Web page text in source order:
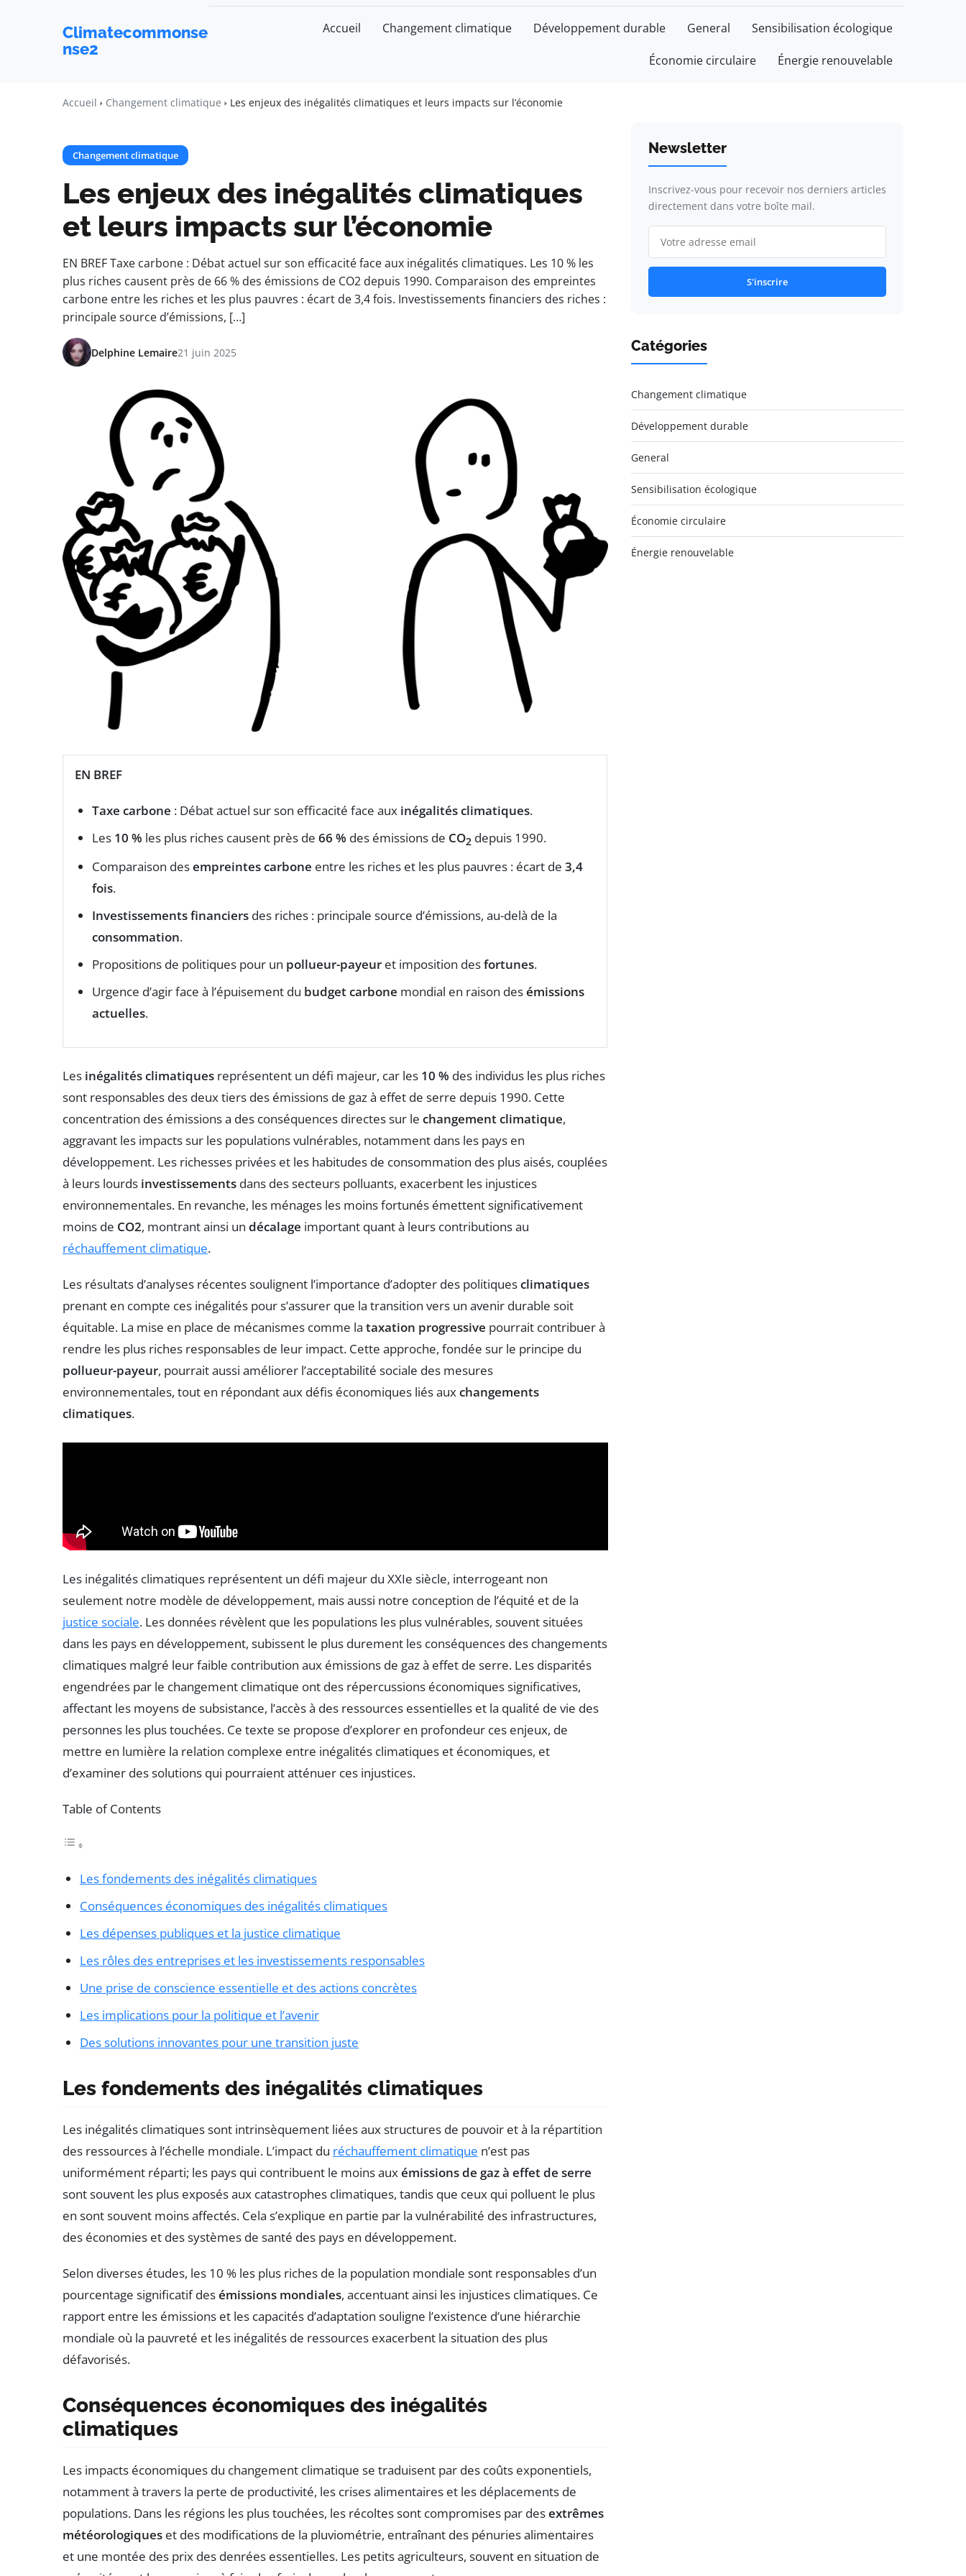
Climatecommonse
nse2
Accueil Changement climatique Développement durable General Sensibilisation écologique
Économie circulaire Énergie renouvelable
Accueil Changement climatique Les enjeux des inégalités climatiques et leurs impacts sur l’économie
Changement climatique
Les enjeux des inégalités climatiques
et leurs impacts sur l’économie
EN BREF Taxe carbone : Débat actuel sur son efficacité face aux inégalités climatiques. Les 10 % les
plus riches causent près de 66 % des émissions de CO2 depuis 1990. Comparaison des empreintes
carbone entre les riches et les plus pauvres : écart de 3,4 fois. Investissements financiers des riches :
principale source d’émissions, […]
Delphine Lemaire21 juin 2025
EN BREF
Taxe carbone : Débat actuel sur son efficacité face aux inégalités climatiques.
Les 10 % les plus riches causent près de 66 % des émissions de CO2 depuis 1990.
Comparaison desempreintes carbone entre les riches et les plus pauvres : écart de 3,4
fois.
Investissements financiers des riches : principale source d’émissions, au-delà de la
consommation.
Propositions de politiques pour un pollueur-payeur et imposition desfortunes.
Urgence d’agir face à l’épuisement du budget carbone mondial en raison desémissions
actuelles.
Les inégalités climatiques représentent un défi majeur, car les 10 % des individus les plus riches
sont responsables des deux tiers des émissions de gaz à effet de serre depuis 1990. Cette
concentration des émissions a des conséquences directes sur le changement climatique,
aggravant les impacts sur les populations vulnérables, notamment dans les pays en
développement. Les richesses privées et les habitudes de consommation des plus aisés, couplées
à leurs lourds investissements dans des secteurs polluants, exacerbent les injustices
environnementales. En revanche, les ménages les moins fortunés émettent significativement
moins de CO2, montrant ainsi un décalage important quant à leurs contributions au
réchauffement climatique.
Les résultats d’analyses récentes soulignent l’importance d’adopter des politiquesclimatiques
prenant en compte ces inégalités pour s’assurer que la transition vers un avenir durable soit
équitable. La mise en place de mécanismes comme la taxation progressive pourrait contribuer à
rendre les plus riches responsables de leur impact. Cette approche, fondée sur le principe du
pollueur-payeur, pourrait aussi améliorer l’acceptabilité sociale des mesures
environnementales, tout en répondant aux défis économiques liés auxchangements
climatiques.
Les inégalités climatiques représentent un défi majeur du XXIe siècle, interrogeant non
seulement notre modèle de développement, mais aussi notre conception de l’équité et de la
justice sociale. Les données révèlent que les populations les plus vulnérables, souvent situées
dans les pays en développement, subissent le plus durement les conséquences des changements
climatiques malgré leur faible contribution aux émissions de gaz à effet de serre. Les disparités
engendrées par le changement climatique ont des répercussions économiques significatives,
affectant les moyens de subsistance, l’accès à des ressources essentielles et la qualité de vie des
personnes les plus touchées. Ce texte se propose d’explorer en profondeur ces enjeux, de
mettre en lumière la relation complexe entre inégalités climatiques et économiques, et
d’examiner des solutions qui pourraient atténuer ces injustices.
Table of Contents
Les fondements des inégalités climatiques
Conséquences économiques des inégalités climatiques
Les dépenses publiques et la justice climatique
Les rôles des entreprises et les investissements responsables
Une prise de conscience essentielle et des actions concrètes
Les implications pour la politique et l’avenir
Des solutions innovantes pour une transition juste
Les fondements des inégalités climatiques
Les inégalités climatiques sont intrinsèquement liées aux structures de pouvoir et à la répartition
des ressources à l’échelle mondiale. L’impact du réchauffement climatique n’est pas
uniformément réparti; les pays qui contribuent le moins auxémissions de gaz à effet de serre
sont souvent les plus exposés aux catastrophes climatiques, tandis que ceux qui polluent le plus
en sont souvent moins affectés. Cela s’explique en partie par la vulnérabilité des infrastructures,
des économies et des systèmes de santé des pays en développement.
Selon diverses études, les 10 % les plus riches de la population mondiale sont responsables d’un
pourcentage significatif desémissions mondiales, accentuant ainsi les injustices climatiques. Ce
rapport entre les émissions et les capacités d’adaptation souligne l’existence d’une hiérarchie
mondiale où la pauvreté et les inégalités de ressources exacerbent la situation des plus
défavorisés.
Conséquences économiques des inégalités
climatiques
Les impacts économiques du changement climatique se traduisent par des coûts exponentiels,
notamment à travers la perte de productivité, les crises alimentaires et les déplacements de
populations. Dans les régions les plus touchées, les récoltes sont compromises par desextrêmes
météorologiques et des modifications de la pluviométrie, entraînant des pénuries alimentaires
et une montée des prix des denrées essentielles. Les petits agriculteurs, souvent en situation de
Newsletter
Inscrivez-vous pour recevoir nos derniers articles
directement dans votre boîte mail.
S'inscrire
Catégories
Changement climatique
Développement durable
General
Sensibilisation écologique
Économie circulaire
Énergie renouvelable